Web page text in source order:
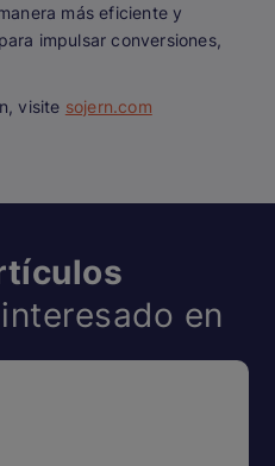
más eficiente y
impulsar conversiones,
visite sojern.com
en